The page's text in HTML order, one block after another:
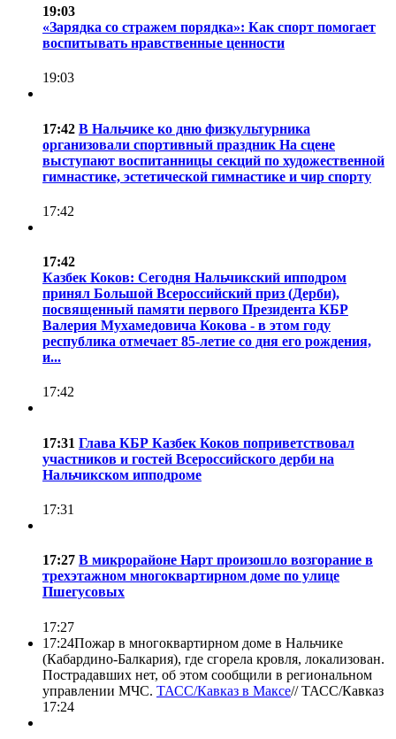
19:03
«Зарядка со стражем порядка»: Как спорт помогает
воспитывать нравственные ценности
19:03
17:42 В Нальчике ко дню физкультурника
организовали спортивный праздник На сцене
выступают воспитанницы секций по художественной
гимнастике, эстетической гимнастике и чир спорту
17:42
17:42
Казбек Коков: Сегодня Нальчикский ипподром
принял Большой Всероссийский приз (Дерби),
посвященный памяти первого Президента КБР
Валерия Мухамедовича Кокова - в этом году
республика отмечает 85-летие со дня его рождения,
и...
17:42
17:31 Глава КБР Казбек Коков поприветствовал
участников и гостей Всероссийского дерби на
Нальчикском ипподроме
17:31
17:27 В микрорайоне Нарт произошло возгорание в
трехэтажном многоквартирном доме по улице
Пшегусовых
17:27
17:24Пожар в многоквартирном доме в Нальчике
(Кабардино-Балкария), где сгорела кровля, локализован.
Пострадавших нет, об этом сообщили в региональном
управлении МЧС. ТАСС/Кавказ в Максе//ТАСС/Кавказ
17:24